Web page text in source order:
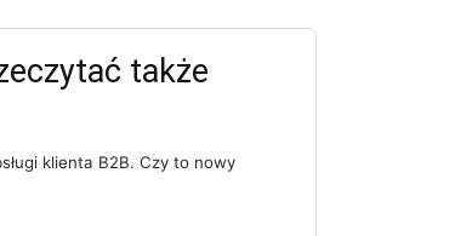
także
klienta B2B. Czy to nowy